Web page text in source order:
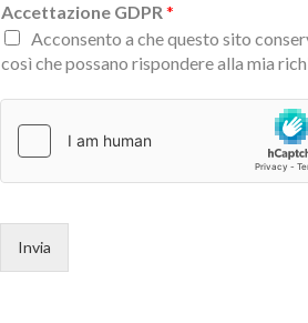
Accettazione GDPR *
Acconsento a che questo sito
così che possano rispondere alla mia
Invia